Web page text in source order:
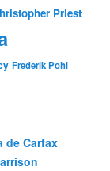
Priest
Frederik Pohl
de Carfax